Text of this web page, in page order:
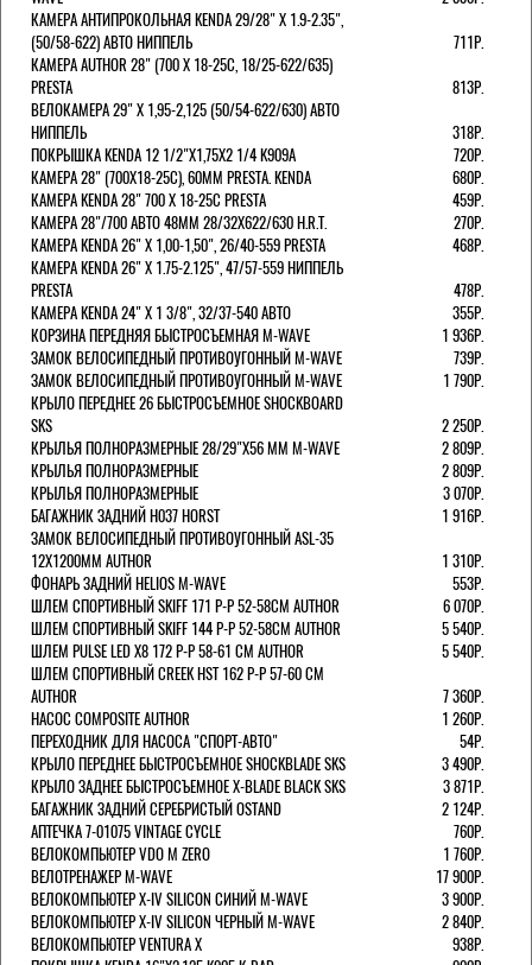
КАМЕРА АНТИПРОКОЛЬНАЯ KENDA 29/28" Х 1.9-2.35",
(50/58-622) АВТО НИППЕЛЬ
711Р.
КАМЕРА AUTHOR 28" (700 Х 18-25С, 18/25-622/635)
PRESTA
813Р.
ВЕЛОКАМЕРА 29" X 1,95-2,125 (50/54-622/630) АВТО
НИППЕЛЬ
318Р.
ПОКРЫШКА KENDA 12 1/2"Х1,75X2 1/4 K909A
720Р.
КАМЕРА 28" (700Х18-25С), 60ММ PRESTA. KENDA
680Р.
КАМЕРА KENDA 28" 700 Х 18-25С PRESTA
459Р.
КАМЕРА 28"/700 АВТО 48ММ 28/32Х622/630 H.R.T.
270Р.
КАМЕРА KENDA 26" Х 1,00-1,50", 26/40-559 PRESTA
468Р.
КАМЕРА KENDA 26" Х 1.75-2.125", 47/57-559 НИППЕЛЬ
PRESTA
478Р.
КАМЕРА KENDA 24" Х 1 3/8", 32/37-540 АВТО
355Р.
КОРЗИНА ПЕРЕДНЯЯ БЫСТРОСЪЕМНАЯ M-WAVE
1 936Р.
ЗАМОК ВЕЛОСИПЕДНЫЙ ПРОТИВОУГОННЫЙ M-WAVE
739Р.
ЗАМОК ВЕЛОСИПЕДНЫЙ ПРОТИВОУГОННЫЙ M-WAVE
1 790Р.
КРЫЛО ПЕРЕДНЕЕ 26 БЫСТРОСЪЕМНОЕ SHOCKBOARD
SKS
2 250Р.
КРЫЛЬЯ ПОЛНОРАЗМЕРНЫЕ 28/29"Х56 ММ M-WAVE
2 809Р.
КРЫЛЬЯ ПОЛНОРАЗМЕРНЫЕ
2 809Р.
КРЫЛЬЯ ПОЛНОРАЗМЕРНЫЕ
3 070Р.
БАГАЖНИК ЗАДНИЙ H037 HORST
1 916Р.
ЗАМОК ВЕЛОСИПЕДНЫЙ ПРОТИВОУГОННЫЙ ASL-35
12Х1200ММ AUTHOR
1 310Р.
ФОНАРЬ ЗАДНИЙ HELIOS M-WAVE
553Р.
ШЛЕМ СПОРТИВНЫЙ SKIFF 171 Р-Р 52-58СМ AUTHOR
6 070Р.
ШЛЕМ СПОРТИВНЫЙ SKIFF 144 Р-Р 52-58СМ AUTHOR
5 540Р.
ШЛЕМ PULSE LED X8 172 Р-Р 58-61 СМ AUTHOR
5 540Р.
ШЛЕМ СПОРТИВНЫЙ CREEK HST 162 Р-Р 57-60 СМ
AUTHOR
7 360Р.
НАСОС COMPOSITE AUTHOR
1 260Р.
ПЕРЕХОДНИК ДЛЯ НАСОСА "СПОРТ-АВТО"
54Р.
КРЫЛО ПЕРЕДНЕЕ БЫСТРОСЪЕМНОЕ SHOCKBLADE SKS
3 490Р.
КРЫЛО ЗАДНЕЕ БЫСТРОСЪЕМНОЕ X-BLADE BLACK SKS
3 871Р.
БАГАЖНИК ЗАДНИЙ СЕРЕБРИСТЫЙ OSTAND
2 124Р.
АПТЕЧКА 7-01075 VINTAGE CYCLE
760Р.
ВЕЛОКОМПЬЮТЕР VDO M ZERO
1 760Р.
ВЕЛОТРЕНАЖЕР M-WAVE
17 900Р.
ВЕЛОКОМПЬЮТЕР X-IV SILICON СИНИЙ M-WAVE
3 900Р.
ВЕЛОКОМПЬЮТЕР X-IV SILICON ЧЕРНЫЙ M-WAVE
2 840Р.
ВЕЛОКОМПЬЮТЕР VENTURA Х
938Р.